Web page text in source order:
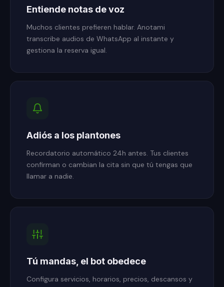
Entiende notas de voz
Muchos clientes prefieren hablar. Anotami
transcribe audios de WhatsApp al instante y
gestiona la reserva igual.
Adiós a los plantones
Recordatorio automático 24h antes. Tus clientes
confirman o cambian la cita sin que tú tengas que
llamar a nadie.
Tú mandas, el bot obedece
Configura servicios, horarios, precios, descansos y